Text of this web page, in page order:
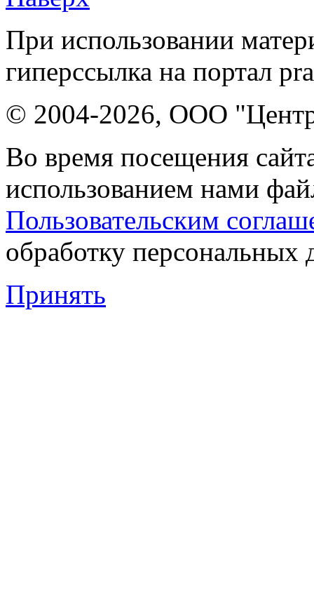
При использовании
гиперссылка на портал
© 2004-2026, ООО "Центр
Во время посещения
использованием нами
Пользовательским
обработку персональных
Принять